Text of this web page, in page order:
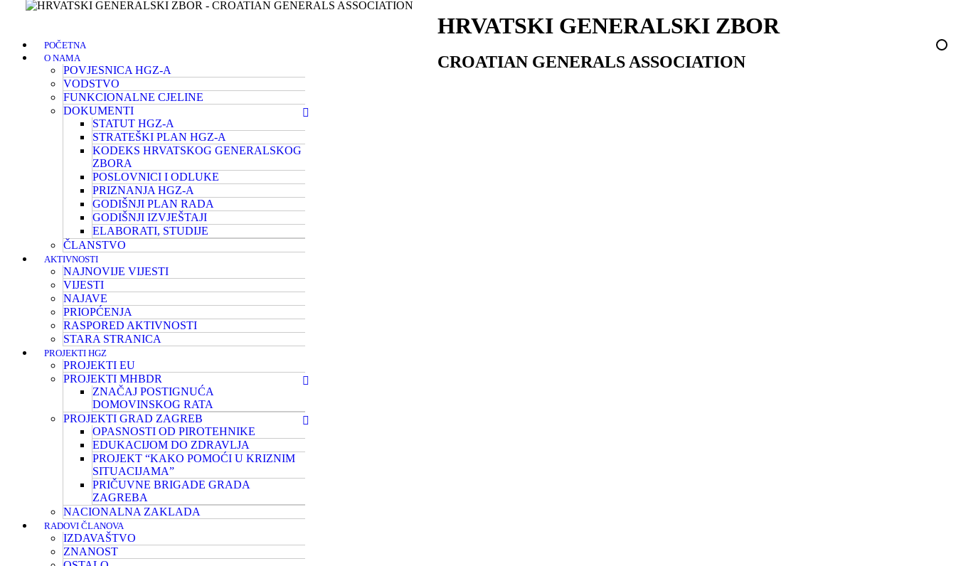
HRVATSKI GENERALSKI ZBOR
CROATIAN GENERALS ASSOCIATION
POČETNA
O NAMA
POVJESNICA HGZ-A
VODSTVO
FUNKCIONALNE CJELINE
DOKUMENTI
STATUT HGZ-A
STRATEŠKI PLAN HGZ-A
KODEKS HRVATSKOG GENERALSKOG
ZBORA
POSLOVNICI I ODLUKE
PRIZNANJA HGZ-A
GODIŠNJI PLAN RADA
GODIŠNJI IZVJEŠTAJI
ELABORATI, STUDIJE
ČLANSTVO
AKTIVNOSTI
NAJNOVIJE VIJESTI
VIJESTI
NAJAVE
PRIOPĆENJA
RASPORED AKTIVNOSTI
STARA STRANICA
PROJEKTI HGZ
PROJEKTI EU
PROJEKTI MHBDR
ZNAČAJ POSTIGNUĆA
DOMOVINSKOG RATA
PROJEKTI GRAD ZAGREB
OPASNOSTI OD PIROTEHNIKE
EDUKACIJOM DO ZDRAVLJA
PROJEKT “KAKO POMOĆI U KRIZNIM
SITUACIJAMA”
PRIČUVNE BRIGADE GRADA
ZAGREBA
NACIONALNA ZAKLADA
RADOVI ČLANOVA
IZDAVAŠTVO
ZNANOST